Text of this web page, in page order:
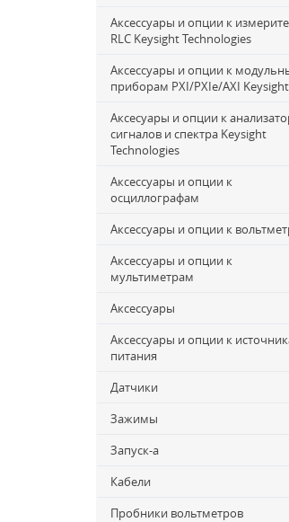
Аксессуары и опции к
RLC Keysight Technologies
Аксессуары и опции к
приборам PXI/PXIe/AXI Keysight
Аксесуары и опции к
сигналов и спектра Keysight
Technologies
Аксессуары и опции к
осциллографам
Аксессуары и опции к
Аксессуары и опции к
мультиметрам
Аксессуары
Аксессуары и опции к
питания
Датчики
Зажимы
Запуск-a
Кабели
Пробники вольтметров